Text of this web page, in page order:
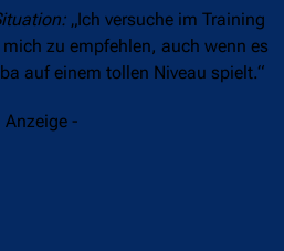
„Ich versuche im Training
zu empfehlen, auch wenn es
auf einem tollen Niveau spielt.“
Anzeige -